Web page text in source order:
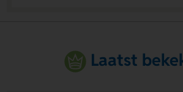
Laatst